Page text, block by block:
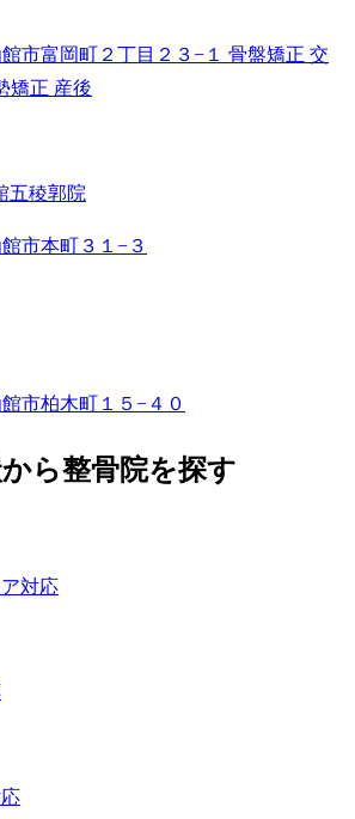
館市富岡町２丁目２３−１ 骨盤矯正 交
矯正 産後
五稜郭院
市本町３１−３
市柏木町１５−４０
ら整骨院を探す
対応